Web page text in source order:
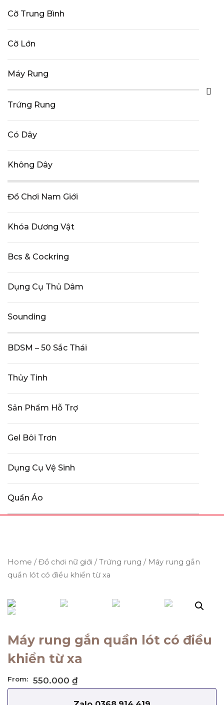
Cỡ Trung Bình
Cỡ Lớn
Máy Rung
Trứng Rung
Có Dây
Không Dây
Đồ Chơi Nam Giới
Khóa Dương Vật
Bcs & Cockring
Dụng Cụ Thủ Dâm
Sounding
BDSM – 50 Sắc Thái
Thủy Tinh
Sản Phẩm Hỗ Trợ
Gel Bôi Trơn
Dụng Cụ Vệ Sinh
Quần Áo
Home /Đồ chơi nữ giới /Trứng rung / Máy rung gắn
quần lót có điều khiển từ xa
Máy rung gắn quần lót có điều
khiển từ xa
From: 550.000 ₫